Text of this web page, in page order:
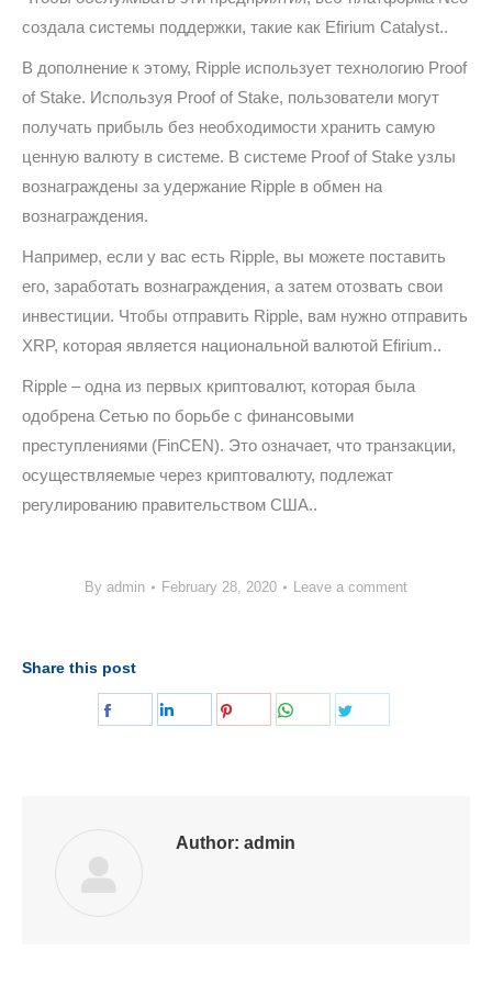
создала системы поддержки, такие как Efirium Catalyst..
В дополнение к этому, Ripple использует технологию Proof
of Stake. Используя Proof of Stake, пользователи могут
получать прибыль без необходимости хранить самую
ценную валюту в системе. В системе Proof of Stake узлы
вознаграждены за удержание Ripple в обмен на
вознаграждения.
Например, если у вас есть Ripple, вы можете поставить
его, заработать вознаграждения, а затем отозвать свои
инвестиции. Чтобы отправить Ripple, вам нужно отправить
XRP, которая является национальной валютой Efirium..
Ripple – одна из первых криптовалют, которая была
одобрена Сетью по борьбе с финансовыми
преступлениями (FinCEN). Это означает, что транзакции,
осуществляемые через криптовалюту, подлежат
регулированию правительством США..
By admin February 28, 2020 Leave a comment
Share this post
Share
Share
Share
Share
Author: admin